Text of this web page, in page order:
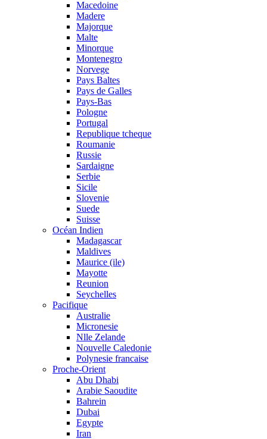
Macedoine
Madere
Majorque
Malte
Minorque
Montenegro
Norvege
Pays Baltes
Pays de Galles
Pays-Bas
Pologne
Portugal
Republique tcheque
Roumanie
Russie
Sardaigne
Serbie
Sicile
Slovenie
Suede
Suisse
Océan Indien
Madagascar
Maldives
Maurice (ile)
Mayotte
Reunion
Seychelles
Pacifique
Australie
Micronesie
Nlle Zelande
Nouvelle Caledonie
Polynesie francaise
Proche-Orient
Abu Dhabi
Arabie Saoudite
Bahrein
Dubai
Egypte
Iran